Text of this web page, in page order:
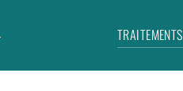
TRAITEMENTS